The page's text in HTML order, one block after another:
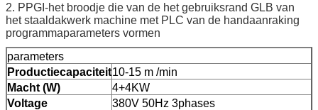
2. PPGI-het broodje die van de het gebruiksrand GLB van
het staaldakwerk machine met PLC van de handaanraking
programmaparameters vormen
parameters
Productiecapaciteit10-15 m /min
Macht (W)
4+4KW
Voltage
380V 50Hz 3phases